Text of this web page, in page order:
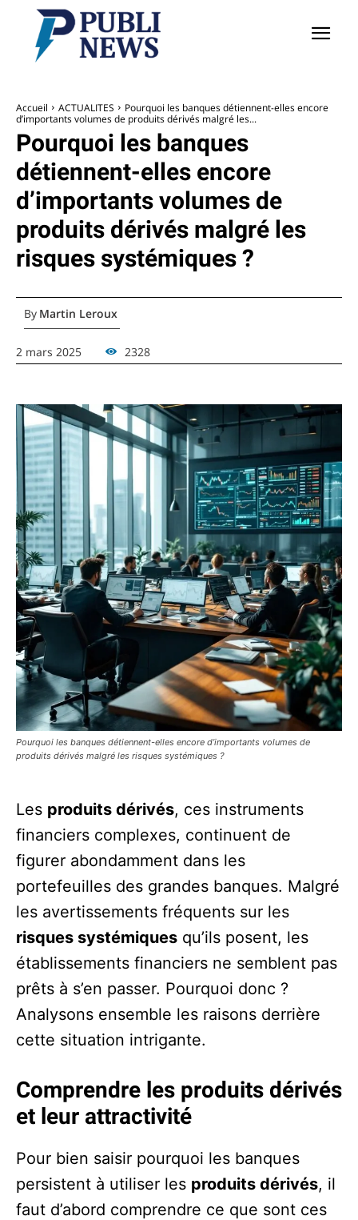
Accueil ACTUALITES
Pourquoi les banques détiennent-elles encore
d’importants volumes de produits dérivés malgré les...
Pourquoi les banques
détiennent-elles encore
d’importants volumes de
produits dérivés malgré les
risques systémiques ?
By Martin Leroux
2 mars 2025 2328
Pourquoi les banques détiennent-elles encore d’importants volumes de
produits dérivés malgré les risques systémiques ?
Les produits dérivés, ces instruments
financiers complexes, continuent de
figurer abondamment dans les
portefeuilles des grandes banques. Malgré
les avertissements fréquents sur les
risques systémiques qu’ils posent, les
établissements financiers ne semblent pas
prêts à s’en passer. Pourquoi donc ?
Analysons ensemble les raisons derrière
cette situation intrigante.
Comprendre les produits dérivés
et leur attractivité
Pour bien saisir pourquoi les banques
persistent à utiliser les produits dérivés, il
faut d’abord comprendre ce que sont ces